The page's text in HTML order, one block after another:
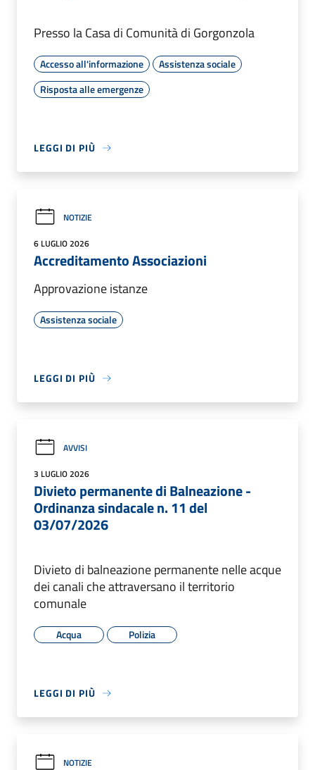
Presso la Casa di Comunità di Gorgonzola
Accesso all'informazione
Assistenza sociale
Risposta alle emergenze
LEGGI DI PIÙ
NOTIZIE
6 LUGLIO 2026
Accreditamento Associazioni
Approvazione istanze
Assistenza sociale
LEGGI DI PIÙ
AVVISI
3 LUGLIO 2026
Divieto permanente di Balneazione -
Ordinanza sindacale n. 11 del
03/07/2026
Divieto di balneazione permanente nelle acque
dei canali che attraversano il territorio
comunale
Acqua Polizia
LEGGI DI PIÙ
NOTIZIE